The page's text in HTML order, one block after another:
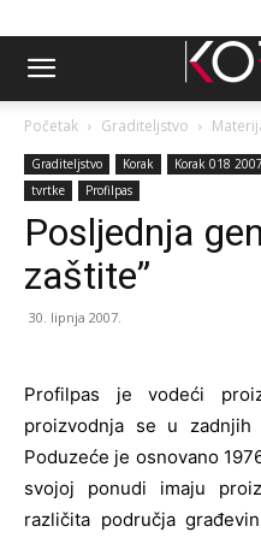
Početak Graditeljstvo
Graditeljstvo Korak Korak 018
tvrtke
Profilpas
Posljednja
zaštite”
30. lipnja 2007.
Profilpas je vodeći
proizvodnja se u zadnjih
Poduzeće je osnovano
svojoj ponudi imaju
različita područja